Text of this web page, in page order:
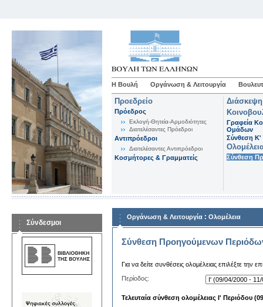
Η Βουλή Οργάνωση & Λειτουργία
Προεδρείο
Πρόεδρος
Εκλογή-Θητεία-Αρμοδιότητες
Διατελέσαντες Πρόεδροι
Αντιπρόεδροι
Διατελέσαντες Αντιπρόεδροι
Κοσμήτορες & Γραμματείς
Γραφεία
Ομάδων
Σύνθεση K'
Σύνθεση
Σύνδεσμοι
Οργάνωση & Λειτουργία : Ολομέλεια
Σύνθεση Προηγούμενων
Για να δείτε συνθέσεις ολομέλειας επιλέξτε την
Περίοδος:
Τελευταία σύνθεση ολομέλειας Ι' Περιόδου